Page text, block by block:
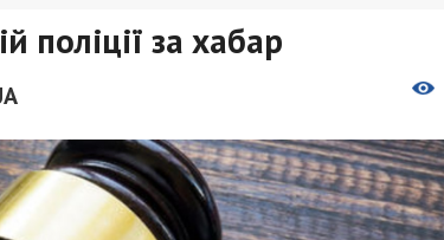
поліції за хабар